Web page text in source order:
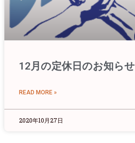
12月の定休日のお知らせ
READ MORE »
2020年10月27日